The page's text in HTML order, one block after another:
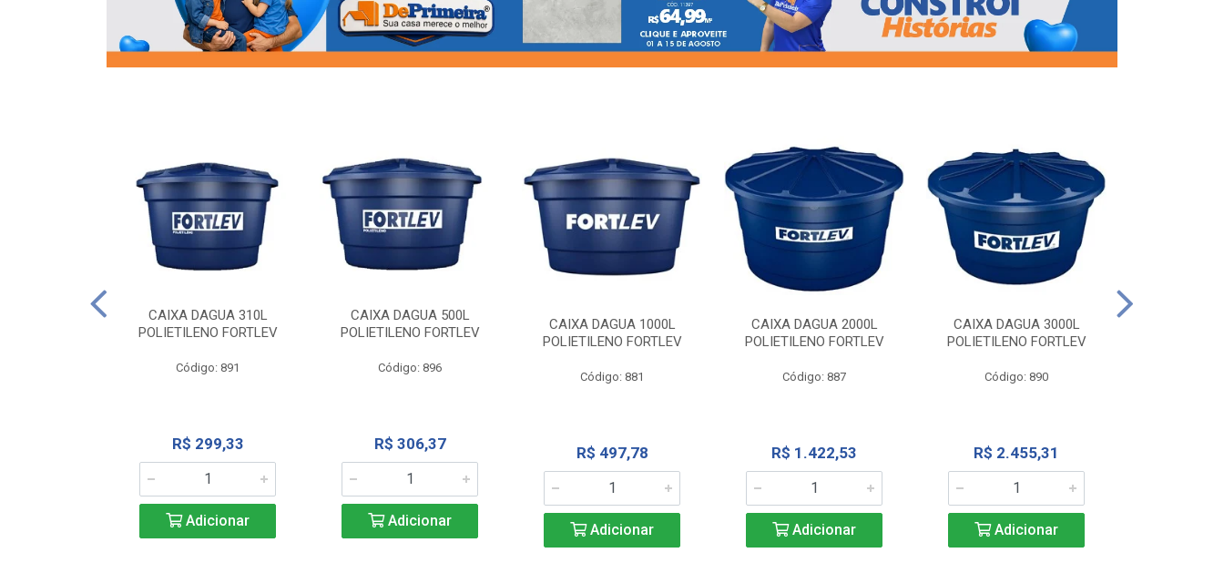
CAIXA DAGUA 310L
POLIETILENO FORTLEV
Código: 891
R$ 299,33
Adicionar
CAIXA DAGUA 500L
POLIETILENO FORTLEV
Código: 896
R$ 306,37
Adicionar
CAIXA DAGUA 1000L
POLIETILENO FORTLEV
Código: 881
R$ 497,78
Adicionar
CAIXA DAGUA 2000L
POLIETILENO FORTLEV
Código: 887
R$ 1.422,53
Adicionar
CAIXA DAGUA 3000L
POLIETILENO FORTLEV
Código: 890
R$ 2.455,31
Adicionar